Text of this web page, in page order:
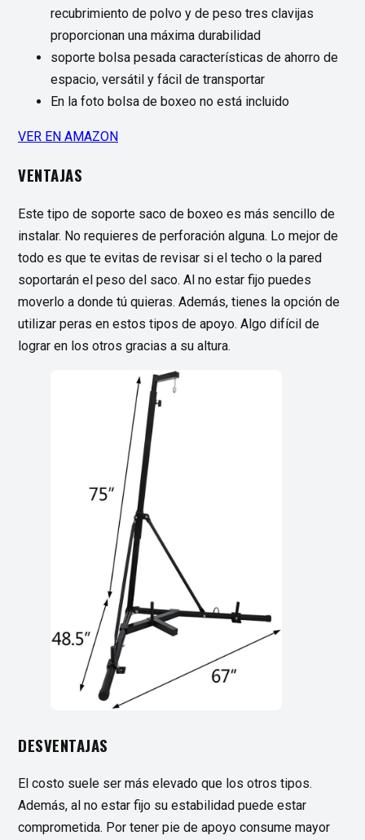
recubrimiento de polvo y de peso tres clavijas
proporcionan una máxima durabilidad
soporte bolsa pesada características de ahorro de
espacio, versátil y fácil de transportar
En la foto bolsa de boxeo no está incluido
VER EN AMAZON
VENTAJAS
Este tipo de soporte saco de boxeo es más sencillo de
instalar. No requieres de perforación alguna. Lo mejor de
todo es que te evitas de revisar si el techo o la pared
soportarán el peso del saco. Al no estar fijo puedes
moverlo a donde tú quieras. Además, tienes la opción de
utilizar peras en estos tipos de apoyo. Algo difícil de
lograr en los otros gracias a su altura.
DESVENTAJAS
El costo suele ser más elevado que los otros tipos.
Además, al no estar fijo su estabilidad puede estar
comprometida. Por tener pie de apoyo consume mayor